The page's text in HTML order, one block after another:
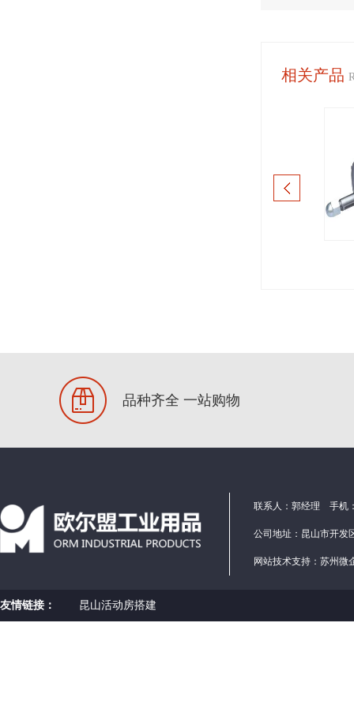
相关产品
品种齐全 一站购物
联系人：郭经理 手机
公司地址：昆山市开
网站技术支持： 苏州微
友情链接： 昆山活动房搭建